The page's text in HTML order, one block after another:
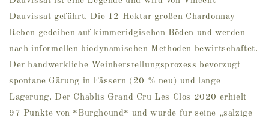
Dauvissat geführt. Die 12 Hektar großen Chardonnay-
Reben gedeihen auf kimmeridgischen Böden und werden
nach informellen biodynamischen Methoden bewirtschaftet.
Der handwerkliche Weinherstellungsprozess bevorzugt
spontane Gärung in Fässern (20 % neu) und lange
Lagerung. Der Chablis Grand Cru Les Clos 2020 erhielt
97 Punkte von *Burghound* und wurde für seine „salzige